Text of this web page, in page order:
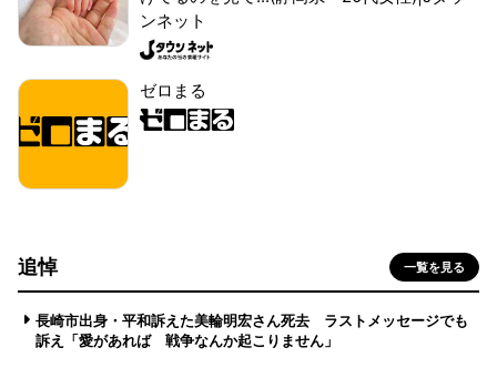
ンネット
ゼロまる
追悼 一覧を見る
長崎市出身・平和訴えた美輪明宏さん死去 ラストメッセージでも
訴え「愛があれば 戦争なんか起こりません」